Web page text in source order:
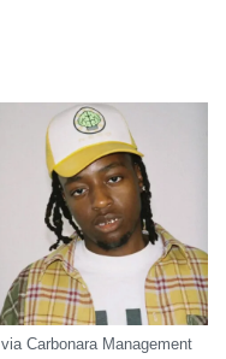
via Carbonara Management